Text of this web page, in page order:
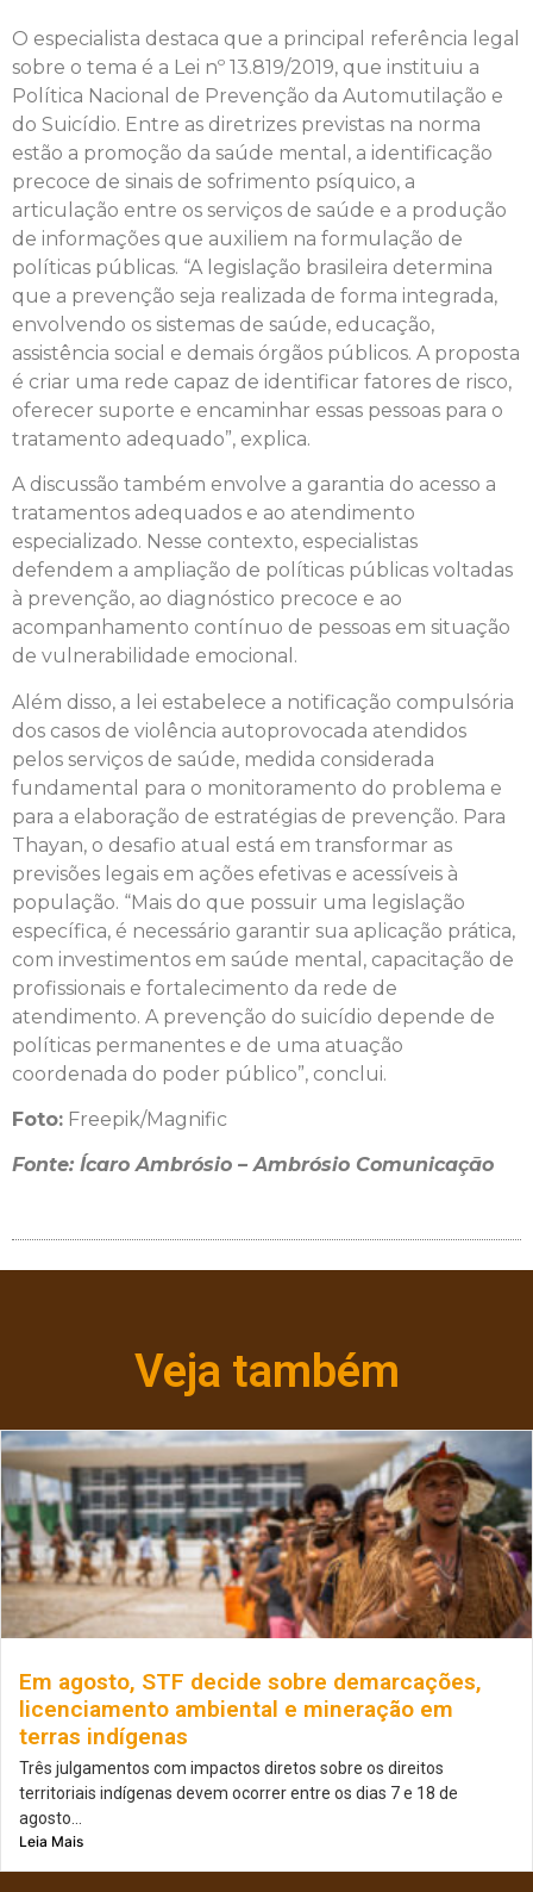
O especialista destaca que a principal referência legal
sobre o tema é a Lei nº 13.819/2019, que instituiu a
Política Nacional de Prevenção da Automutilação e
do Suicídio. Entre as diretrizes previstas na norma
estão a promoção da saúde mental, a identificação
precoce de sinais de sofrimento psíquico, a
articulação entre os serviços de saúde e a produção
de informações que auxiliem na formulação de
políticas públicas. “A legislação brasileira determina
que a prevenção seja realizada de forma integrada,
envolvendo os sistemas de saúde, educação,
assistência social e demais órgãos públicos. A proposta
é criar uma rede capaz de identificar fatores de risco,
oferecer suporte e encaminhar essas pessoas para o
tratamento adequado”, explica.
A discussão também envolve a garantia do acesso a
tratamentos adequados e ao atendimento
especializado. Nesse contexto, especialistas
defendem a ampliação de políticas públicas voltadas
à prevenção, ao diagnóstico precoce e ao
acompanhamento contínuo de pessoas em situação
de vulnerabilidade emocional.
Além disso, a lei estabelece a notificação compulsória
dos casos de violência autoprovocada atendidos
pelos serviços de saúde, medida considerada
fundamental para o monitoramento do problema e
para a elaboração de estratégias de prevenção. Para
Thayan, o desafio atual está em transformar as
previsões legais em ações efetivas e acessíveis à
população. “Mais do que possuir uma legislação
específica, é necessário garantir sua aplicação prática,
com investimentos em saúde mental, capacitação de
profissionais e fortalecimento da rede de
atendimento. A prevenção do suicídio depende de
políticas permanentes e de uma atuação
coordenada do poder público”, conclui.
Foto: Freepik/Magnific
Fonte: Ícaro Ambrósio – Ambrósio Comunicação
Veja também
Em agosto, STF decide sobre demarcações,
licenciamento ambiental e mineração em
terras indígenas
Três julgamentos com impactos diretos sobre os direitos
territoriais indígenas devem ocorrer entre os dias 7 e 18 de
agosto...
Leia Mais